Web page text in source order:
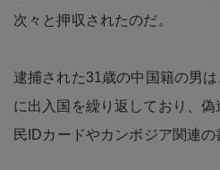
次々と押収されたのだ。
逮捕された31歳の中国籍の男
に出入国を繰り返しており、
民IDカードやカンボジア関連の